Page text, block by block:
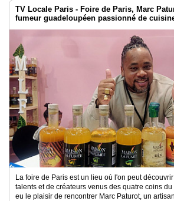
TV Locale Paris - Foire de Paris, Marc
fumeur guadeloupéen passionné de
La foire de Paris est un lieu où l'on peut
talents et de créateurs venus des quatre coins
eu le plaisir de rencontrer Marc Paturot, un